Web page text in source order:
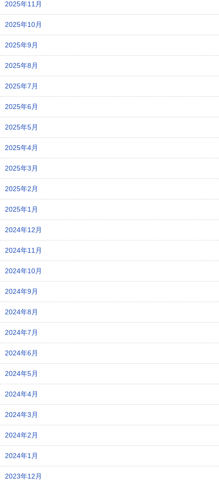
2025年11月
2025年10月
2025年9月
2025年8月
2025年7月
2025年6月
2025年5月
2025年4月
2025年3月
2025年2月
2025年1月
2024年12月
2024年11月
2024年10月
2024年9月
2024年8月
2024年7月
2024年6月
2024年5月
2024年4月
2024年3月
2024年2月
2024年1月
2023年12月